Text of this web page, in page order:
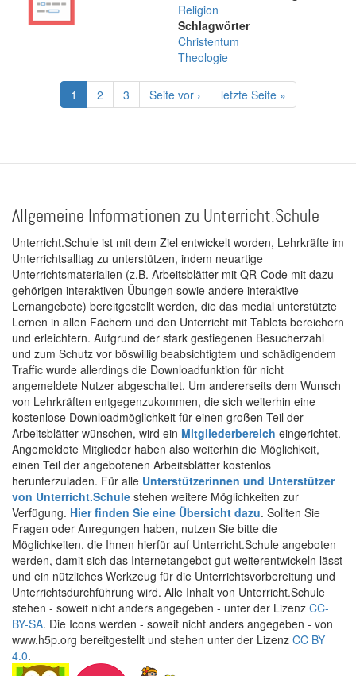
Religion
Schlagwörter
Christentum
Theologie
Seitennummerierung
Aktuelle
Seite
1 Page
2 Page
3
Nächste
Seite
Seite vor ›
Letzte
Seite
letzte Seite »
Allgemeine Informationen zu Unterricht.Schule
Unterricht.Schule ist mit dem Ziel entwickelt worden, Lehrkräfte im
Unterrichtsalltag zu unterstützen, indem neuartige
Unterrichtsmaterialien (z.B. Arbeitsblätter mit QR-Code mit dazu
gehörigen interaktiven Übungen sowie andere interaktive
Lernangebote) bereitgestellt werden, die das medial unterstützte
Lernen in allen Fächern und den Unterricht mit Tablets bereichern
und erleichtern. Aufgrund der stark gestiegenen Besucherzahl
und zum Schutz vor böswillig beabsichtigtem und schädigendem
Traffic wurde allerdings die Downloadfunktion für nicht
angemeldete Nutzer abgeschaltet. Um andererseits dem Wunsch
von Lehrkräften entgegenzukommen, die sich weiterhin eine
kostenlose Downloadmöglichkeit für einen großen Teil der
Arbeitsblätter wünschen, wird ein Mitgliederbereich eingerichtet.
Angemeldete Mitglieder haben also weiterhin die Möglichkeit,
einen Teil der angebotenen Arbeitsblätter kostenlos
herunterzuladen. Für alle Unterstützerinnen und Unterstützer
von Unterricht.Schule stehen weitere Möglichkeiten zur
Verfügung. Hier finden Sie eine Übersicht dazu. Sollten Sie
Fragen oder Anregungen haben, nutzen Sie bitte die
Möglichkeiten, die Ihnen hierfür auf Unterricht.Schule angeboten
werden, damit sich das Internetangebot gut weiterentwickeln lässt
und ein nützliches Werkzeug für die Unterrichtsvorbereitung und
Unterrichtsdurchführung wird. Alle Inhalt von Unterricht.Schule
stehen - soweit nicht anders angegeben - unter der Lizenz CC-
BY-SA. Die Icons werden - soweit nicht anders angegeben - von
www.h5p.org bereitgestellt und stehen unter der Lizenz CC BY
4.0.